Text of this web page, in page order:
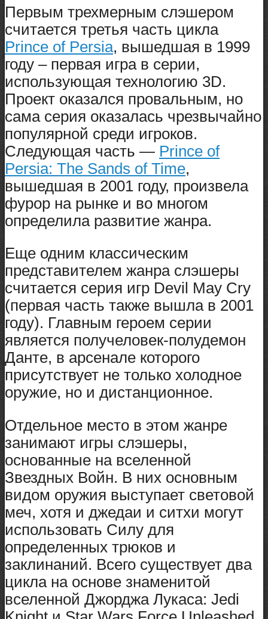
Первым трехмерным слэшером
считается третья часть цикла
Prince of Persia, вышедшая в 1999
году – первая игра в серии,
использующая технологию 3D.
Проект оказался провальным, но
сама серия оказалась чрезвычайно
популярной среди игроков.
Следующая часть — Prince of
Persia: The Sands of Time,
вышедшая в 2001 году, произвела
фурор на рынке и во многом
определила развитие жанра.
Еще одним классическим
представителем жанра слэшеры
считается серия игр Devil May Cry
(первая часть также вышла в 2001
году). Главным героем серии
является получеловек-полудемон
Данте, в арсенале которого
присутствует не только холодное
оружие, но и дистанционное.
Отдельное место в этом жанре
занимают игры слэшеры,
основанные на вселенной
Звездных Войн. В них основным
видом оружия выступает световой
меч, хотя и джедаи и ситхи могут
использовать Силу для
определенных трюков и
заклинаний. Всего существует два
цикла на основе знаменитой
вселенной Джорджа Лукаса: Jedi